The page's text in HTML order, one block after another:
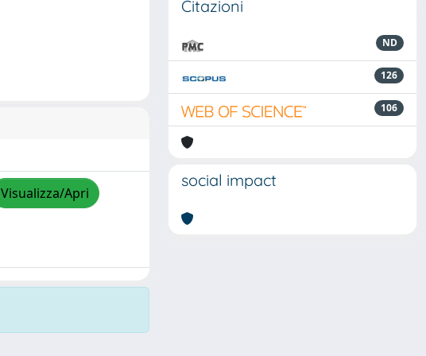
Visualizza/Apri
Citazioni
ND
126
106
social impact